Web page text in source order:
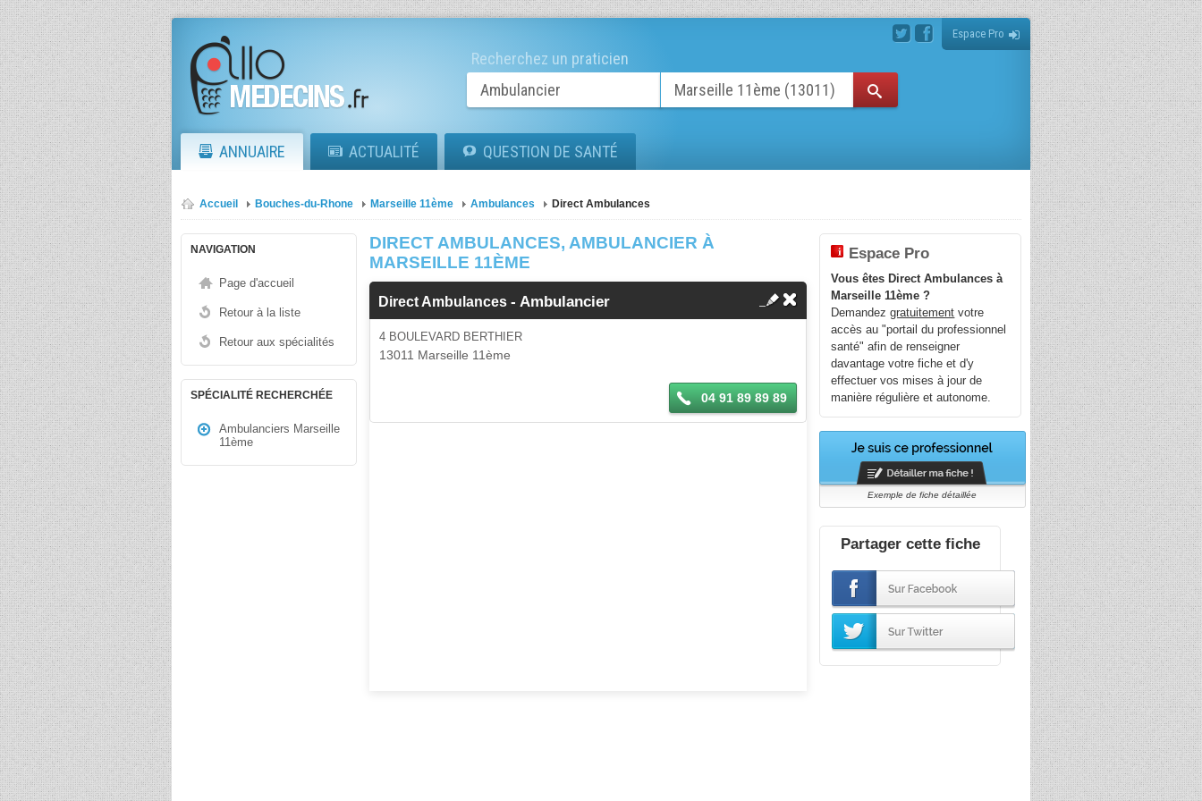
Espace Pro
Recherchez un praticien
ANNUAIRE ACTUALITÉ QUESTION DE SANTÉ
Accueil Bouches-du-Rhone Marseille 11ème Ambulances Direct Ambulances
NAVIGATION
Page d'accueil
Retour à la liste
Retour aux spécialités
SPÉCIALITÉ RECHERCHÉE
Ambulanciers Marseille
11ème
DIRECT AMBULANCES, AMBULANCIER À
MARSEILLE 11ÈME
Direct Ambulances- Ambulancier
4 BOULEVARD BERTHIER
13011 Marseille 11ème
04 91 89 89 89
Espace Pro
Vous êtes Direct Ambulances à
Marseille 11ème ?
Demandezgratuitement votre
accès au "portail du professionnel
santé" afin de renseigner
davantage votre fiche et d'y
effectuer vos mises à jour de
manière régulière et autonome.
Exemple de fiche détaillée
Partager cette fiche